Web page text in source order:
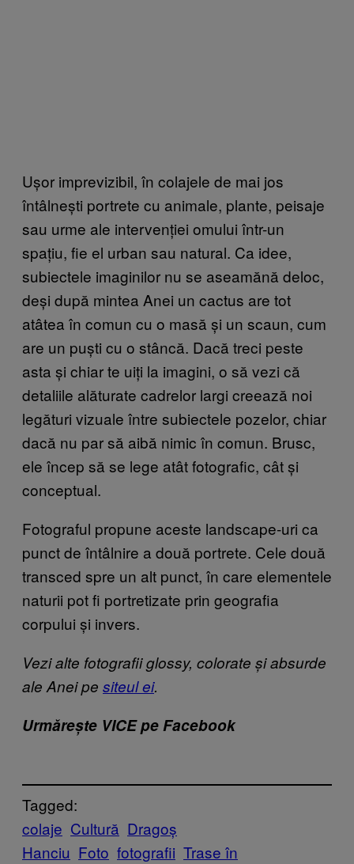
Ușor imprevizibil, în colajele de mai jos
întâlnești portrete cu animale, plante, peisaje
sau urme ale intervenției omului într-un
spațiu, fie el urban sau natural. Ca idee,
subiectele imaginilor nu se aseamănă deloc,
deși după mintea Anei un cactus are tot
atâtea în comun cu o masă și un scaun, cum
are un puști cu o stâncă. Dacă treci peste
asta și chiar te uiți la imagini, o să vezi că
detaliile alăturate cadrelor largi creează noi
legături vizuale între subiectele pozelor, chiar
dacă nu par să aibă nimic în comun. Brusc,
ele încep să se lege atât fotografic, cât și
conceptual.
Fotograful propune aceste landscape-uri ca
punct de întâlnire a două portrete. Cele două
transced spre un alt punct, în care elementele
naturii pot fi portretizate prin geografia
corpului și invers.
Vezi alte fotografii glossy, colorate și absurde
ale Anei pe siteul ei.
Urmărește VICE pe Facebook
Tagged:
colaje Cultură Dragoș
Hanciu Foto fotografii Trase în